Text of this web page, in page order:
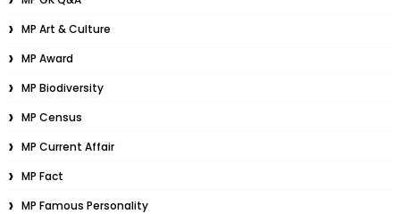
MP Art & Culture
MP Award
MP Biodiversity
MP Census
MP Current Affair
MP Fact
MP Famous Personality